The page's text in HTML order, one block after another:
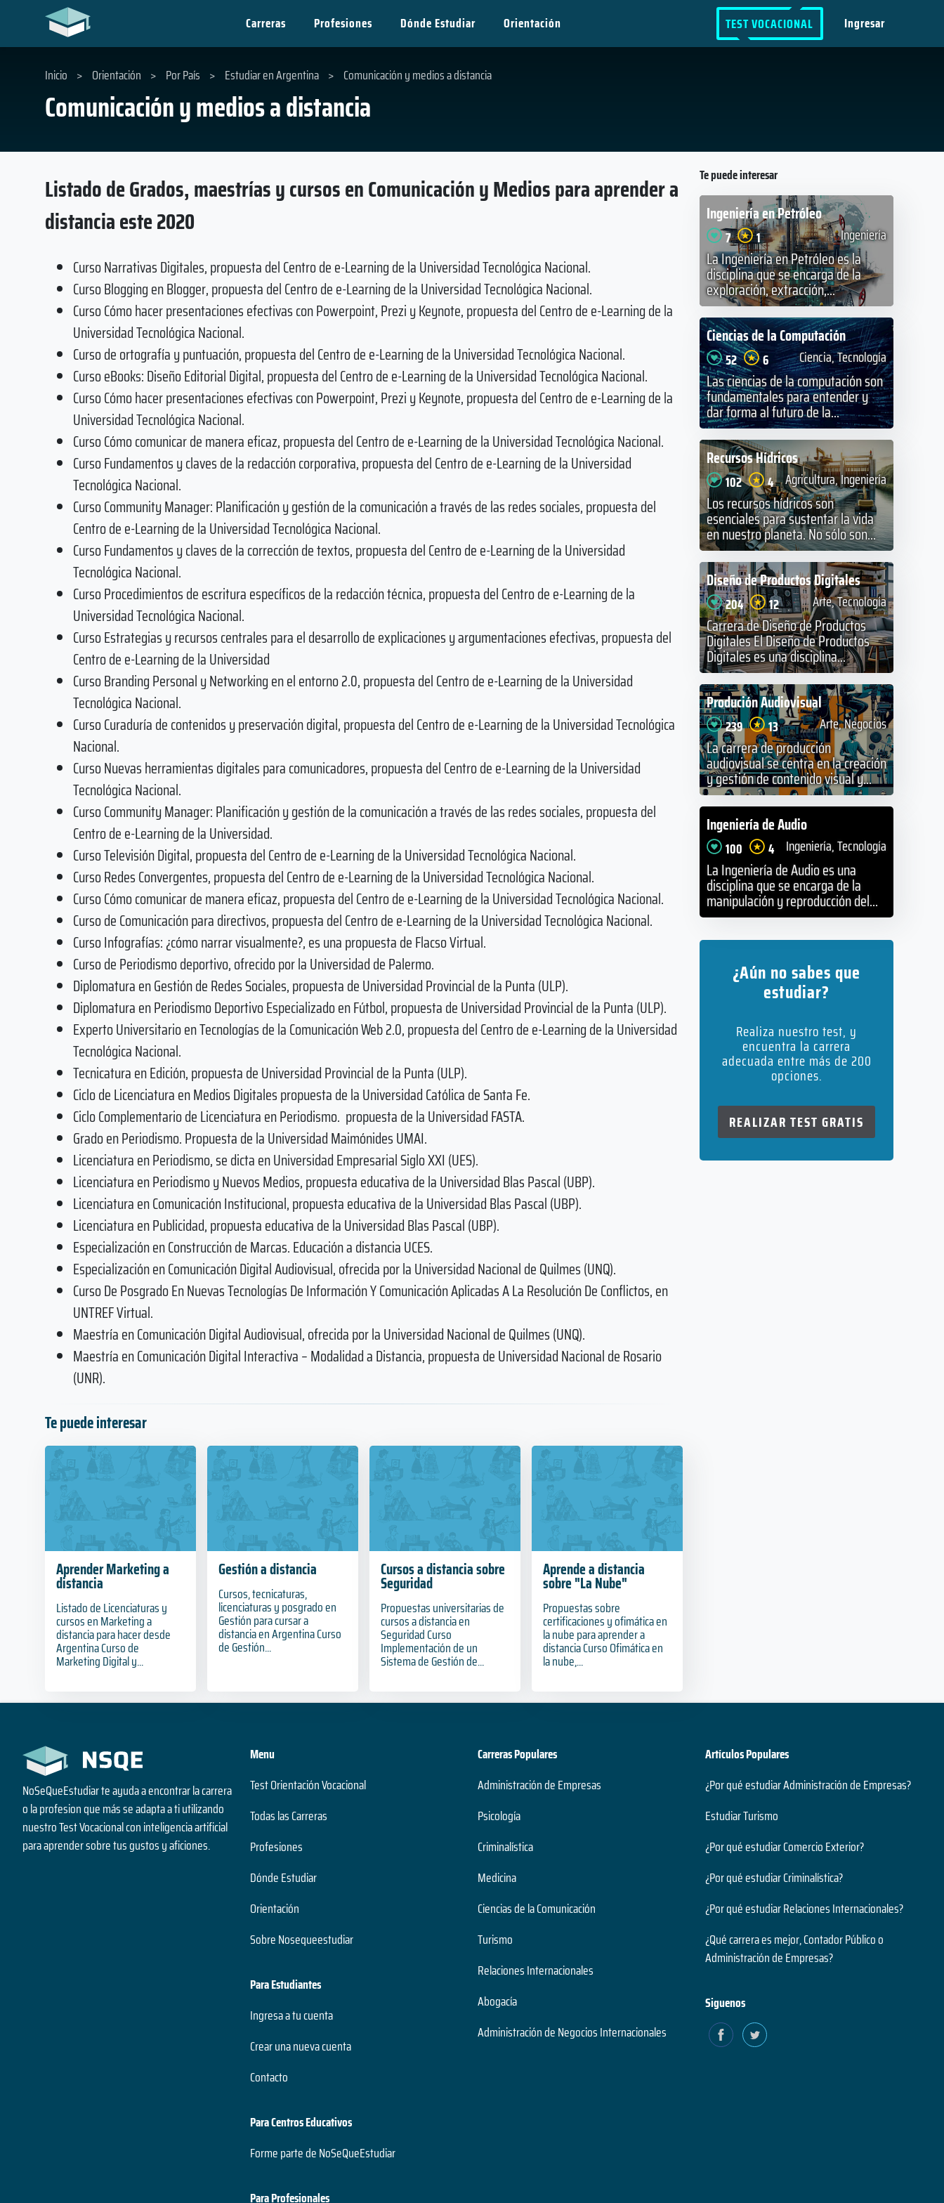
Carreras Profesiones Dónde Estudiar Orientación TEST VOCACIONAL Ingresar
Comunicación y medios a distancia
Inicio > Orientación > Por País > Estudiar en Argentina > Comunicación y medios a distancia
Listado de Grados, maestrías y cursos en Comunicación y Medios para aprender a
distancia este 2020
Curso Narrativas Digitales, propuesta del Centro de e-Learning de la Universidad Tecnológica Nacional.
Curso Blogging en Blogger, propuesta del Centro de e-Learning de la Universidad Tecnológica Nacional.
Curso Cómo hacer presentaciones efectivas con Powerpoint, Prezi y Keynote, propuesta del Centro de e-Learning de la
Universidad Tecnológica Nacional.
Curso de ortografía y puntuación, propuesta del Centro de e-Learning de la Universidad Tecnológica Nacional.
Curso eBooks: Diseño Editorial Digital, propuesta del Centro de e-Learning de la Universidad Tecnológica Nacional.
Curso Cómo hacer presentaciones efectivas con Powerpoint, Prezi y Keynote, propuesta del Centro de e-Learning de la
Universidad Tecnológica Nacional.
Curso Cómo comunicar de manera eficaz, propuesta del Centro de e-Learning de la Universidad Tecnológica Nacional.
Curso Fundamentos y claves de la redacción corporativa, propuesta del Centro de e-Learning de la Universidad
Tecnológica Nacional.
Curso Community Manager: Planificación y gestión de la comunicación a través de las redes sociales, propuesta del
Centro de e-Learning de la Universidad Tecnológica Nacional.
Curso Fundamentos y claves de la corrección de textos, propuesta del Centro de e-Learning de la Universidad
Tecnológica Nacional.
Curso Procedimientos de escritura específicos de la redacción técnica, propuesta del Centro de e-Learning de la
Universidad Tecnológica Nacional.
Curso Estrategias y recursos centrales para el desarrollo de explicaciones y argumentaciones efectivas, propuesta del
Centro de e-Learning de la Universidad
Curso Branding Personal y Networking en el entorno 2.0, propuesta del Centro de e-Learning de la Universidad
Tecnológica Nacional.
Curso Curaduría de contenidos y preservación digital, propuesta del Centro de e-Learning de la Universidad Tecnológica
Nacional.
Curso Nuevas herramientas digitales para comunicadores, propuesta del Centro de e-Learning de la Universidad
Tecnológica Nacional.
Curso Community Manager: Planificación y gestión de la comunicación a través de las redes sociales, propuesta del
Centro de e-Learning de la Universidad.
Curso Televisión Digital, propuesta del Centro de e-Learning de la Universidad Tecnológica Nacional.
Curso Redes Convergentes, propuesta del Centro de e-Learning de la Universidad Tecnológica Nacional.
Curso Cómo comunicar de manera eficaz, propuesta del Centro de e-Learning de la Universidad Tecnológica Nacional.
Curso de Comunicación para directivos, propuesta del Centro de e-Learning de la Universidad Tecnológica Nacional.
Curso Infografías: ¿cómo narrar visualmente?, es una propuesta de Flacso Virtual.
Curso de Periodismo deportivo, ofrecido por la Universidad de Palermo.
Diplomatura en Gestión de Redes Sociales, propuesta de Universidad Provincial de la Punta (ULP).
Diplomatura en Periodismo Deportivo Especializado en Fútbol, propuesta de Universidad Provincial de la Punta (ULP).
Experto Universitario en Tecnologías de la Comunicación Web 2.0, propuesta del Centro de e-Learning de la Universidad
Tecnológica Nacional.
Tecnicatura en Edición, propuesta de Universidad Provincial de la Punta (ULP).
Ciclo de Licenciatura en Medios Digitales propuesta de la Universidad Católica de Santa Fe.
Ciclo Complementario de Licenciatura en Periodismo. propuesta de la Universidad FASTA.
Grado en Periodismo. Propuesta de la Universidad Maimónides UMAI.
Licenciatura en Periodismo, se dicta en Universidad Empresarial Siglo XXI (UES).
Licenciatura en Periodismo y Nuevos Medios, propuesta educativa de la Universidad Blas Pascal (UBP).
Licenciatura en Comunicación Institucional, propuesta educativa de la Universidad Blas Pascal (UBP).
Licenciatura en Publicidad, propuesta educativa de la Universidad Blas Pascal (UBP).
Especialización en Construcción de Marcas. Educación a distancia UCES.
Especialización en Comunicación Digital Audiovisual, ofrecida por la Universidad Nacional de Quilmes (UNQ).
Curso De Posgrado En Nuevas Tecnologías De Información Y Comunicación Aplicadas A La Resolución De Conflictos, en
UNTREF Virtual.
Maestría en Comunicación Digital Audiovisual, ofrecida por la Universidad Nacional de Quilmes (UNQ).
Maestría en Comunicación Digital Interactiva – Modalidad a Distancia, propuesta de Universidad Nacional de Rosario
(UNR).
Te puede interesar
Aprender Marketing a
distancia
Listado de Licenciaturas y
cursos en Marketing a
distancia para hacer desde
Argentina Curso de
Marketing Digital y...
Gestión a distancia
Cursos, tecnicaturas,
licenciaturas y posgrado en
Gestión para cursar a
distancia en Argentina Curso
de Gestión...
Cursos a distancia sobre
Seguridad
Propuestas universitarias de
cursos a distancia en
Seguridad Curso
Implementación de un
Sistema de Gestión de...
Aprende a distancia
sobre "La Nube"
Propuestas sobre
certificaciones y ofimática en
la nube para aprender a
distancia Curso Ofimática en
la nube,...
Te puede interesar
Ingeniería en Petróleo
7 1 Ingeniería
La Ingeniería en Petróleo es la
disciplina que se encarga de la
exploración, extracción,...
Ciencias de la Computación
52 6 Ciencia, Tecnología
Las ciencias de la computación son
fundamentales para entender y
dar forma al futuro de la...
Recursos Hídricos
102 4 Agricultura, Ingeniería
Los recursos hídricos son
esenciales para sustentar la vida
en nuestro planeta. No sólo son...
Diseño de Productos Digitales
204 12 Arte, Tecnología
Carrera de Diseño de Productos
Digitales El Diseño de Productos
Digitales es una disciplina...
Produción Audiovisual
239 13 Arte, Negocios
La carrera de producción
audiovisual se centra en la creación
y gestión de contenido visual y...
Ingeniería de Audio
100 4 Ingeniería, Tecnología
La Ingeniería de Audio es una
disciplina que se encarga de la
manipulación y reproducción del...
¿Aún no sabes que
estudiar?
Realiza nuestro test, y
encuentra la carrera
adecuada entre más de 200
opciones.
REALIZAR TEST GRATIS
NoSeQueEstudiar te ayuda a encontrar la carrera
o la profesion que más se adapta a ti utilizando
nuestro Test Vocacional con inteligencia artificial
para aprender sobre tus gustos y aficiones.
Menu
Test Orientación Vocacional
Todas las Carreras
Profesiones
Dónde Estudiar
Orientación
Sobre Nosequeestudiar
Para Estudiantes
Ingresa a tu cuenta
Crear una nueva cuenta
Contacto
Para Centros Educativos
Forme parte de NoSeQueEstudiar
Para Profesionales
Carreras Populares
Administración de Empresas
Psicología
Criminalística
Medicina
Ciencias de la Comunicación
Turismo
Relaciones Internacionales
Abogacía
Administración de Negocios Internacionales
Artículos Populares
¿Por qué estudiar Administración de Empresas?
Estudiar Turismo
¿Por qué estudiar Comercio Exterior?
¿Por qué estudiar Criminalística?
¿Por qué estudiar Relaciones Internacionales?
¿Qué carrera es mejor, Contador Público o
Administración de Empresas?
Siguenos